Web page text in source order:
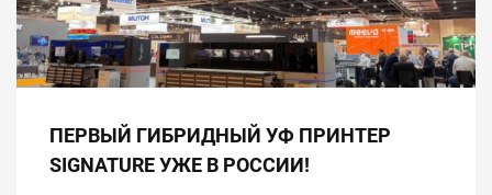
ПЕРВЫЙ ГИБРИДНЫЙ УФ ПРИНТЕР
SIGNATURE УЖЕ В РОССИИ!